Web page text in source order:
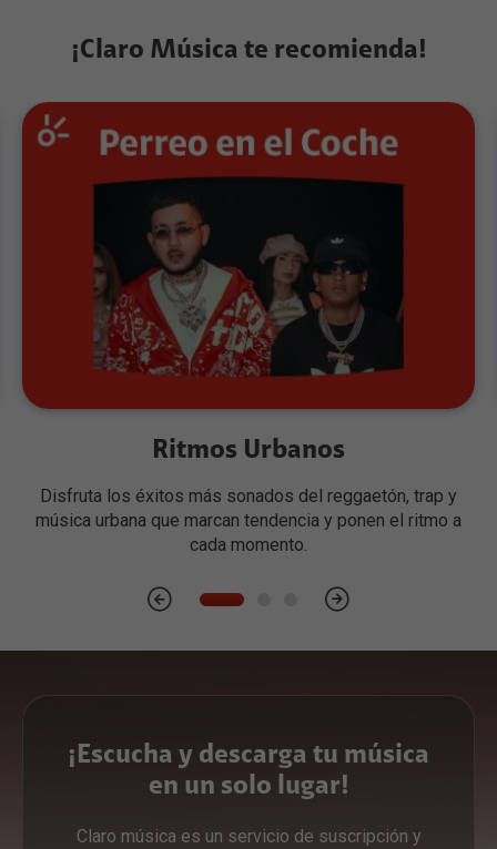
¡Claro Música te recomienda!
Ritmos Urbanos
Disfruta los éxitos más sonados del reggaetón, trap y
música urbana que marcan tendencia y ponen el ritmo a
cada momento.
¡Escucha y descarga tu música
en un solo lugar!
Claro música es un servicio de suscripción y